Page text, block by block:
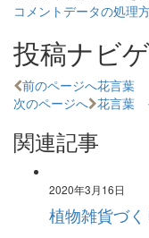
コメントデータの処理
投稿ナビ
前のページへ花言葉
次のページへ 花言葉
関連記事
2020年3月16日
植物雑貨づく